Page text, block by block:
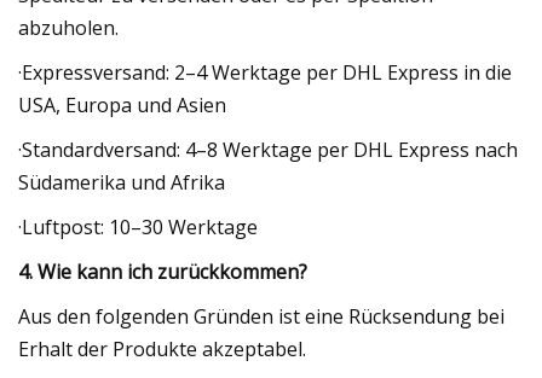
abzuholen.
·Expressversand: 2–4 Werktage per DHL Express in die
USA, Europa und Asien
·Standardversand: 4–8 Werktage per DHL Express nach
Südamerika und Afrika
·Luftpost: 10–30 Werktage
4. Wie kann ich zurückkommen?
Aus den folgenden Gründen ist eine Rücksendung bei
Erhalt der Produkte akzeptabel.